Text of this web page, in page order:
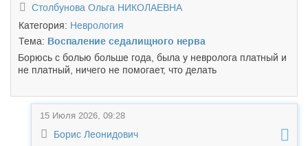
Столбунова Ольга НИКОЛАЕВНА
Категория: Неврология
Тема: Воспаление седалищного нерва
Борюсь с болью больше года, была у невролога платный и
не платный, ничего не помогает, что делать
15 Июля 2026, 09:28
Борис Леонидович